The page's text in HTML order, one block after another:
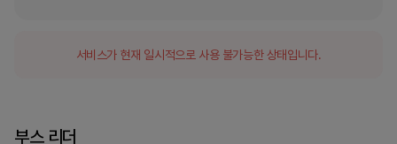
서비스가 현재 일시적으로 사용 불가능한 상태입니다.
부스 리더